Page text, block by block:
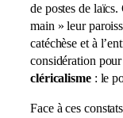
de postes de
main » leur
catéchèse et à
considération
cléricalisme: le
Face à ces